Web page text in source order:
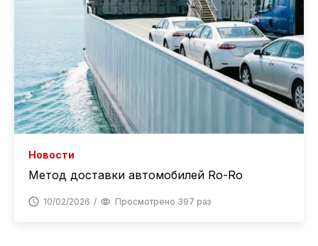
Новости
Метод доставки автомобилей Ro-Ro
10/02/2026 Просмотрено 397 раз